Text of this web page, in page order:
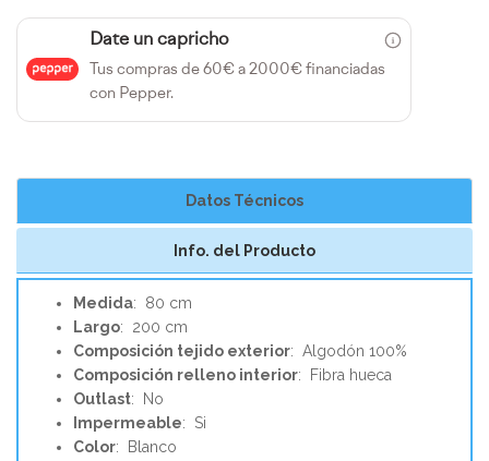
Date un capricho
Tus compras de 60€ a 2000€ financiadas
con Pepper.
Datos Técnicos
Info. del Producto
Medida: 80 cm
Largo: 200 cm
Composición tejido exterior: Algodón 100%
Composición relleno interior: Fibra hueca
Outlast: No
Impermeable: Si
Color: Blanco